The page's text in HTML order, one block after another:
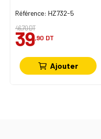
Référence: HZ732-5
46,70 DT
39,90 DT
Ajouter